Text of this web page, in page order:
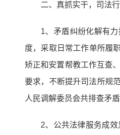
二、真抓实干，司法
1、矛盾纠纷化解有
度，采取日常工作单所履
矫正和安置帮教工作互查
要求，不断提升司法所规
人民调解委员会共排查矛
2、公共法律服务成